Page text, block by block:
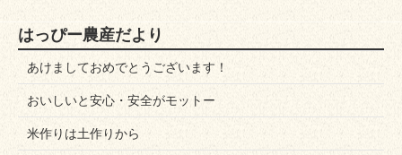
はっぴー農産だより
あけましておめでとうございます！
おいしいと安心・安全がモットー
米作りは土作りから